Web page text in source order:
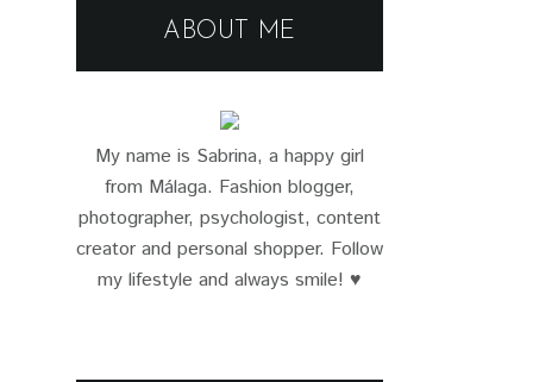
ABOUT ME
My name is Sabrina, a happy girl
from Málaga. Fashion blogger,
photographer, psychologist, content
creator and personal shopper. Follow
my lifestyle and always smile! ♥